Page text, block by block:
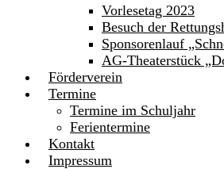
Vorlesetag 2023
Besuch der
Sponsorenlauf
AG-Theaterstück
Förderverein
Termine
Termine im Schuljahr
Ferientermine
Kontakt
Impressum